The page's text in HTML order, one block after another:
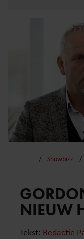
Showbizz
NIEUW
Tekst: Redactie